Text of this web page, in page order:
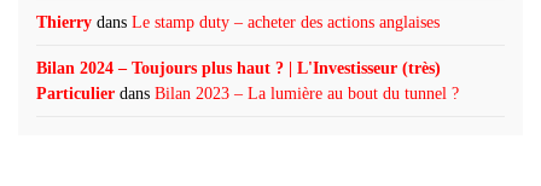
Thierry dans Le stamp duty – acheter des actions anglaises
Bilan 2024 – Toujours plus haut ? | L'Investisseur (très)
Particulier dans Bilan 2023 – La lumière au bout du tunnel ?